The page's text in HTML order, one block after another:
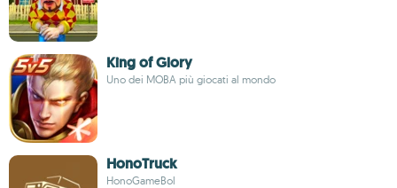
King of Glory
Uno dei MOBA più giocati al mondo
HonoTruck
HonoGameBol